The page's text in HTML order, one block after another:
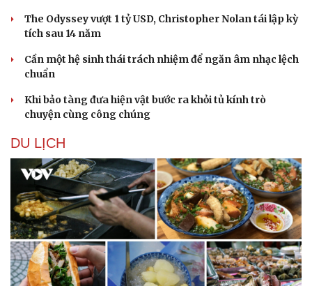
The Odyssey vượt 1 tỷ USD, Christopher Nolan tái lập kỳ
tích sau 14 năm
Cần một hệ sinh thái trách nhiệm để ngăn âm nhạc lệch
chuẩn
Khi bảo tàng đưa hiện vật bước ra khỏi tủ kính trò
chuyện cùng công chúng
DU LỊCH